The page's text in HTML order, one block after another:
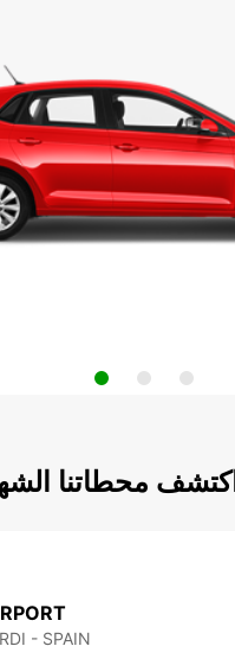
اكتشف محطاتنا
- SPAIN